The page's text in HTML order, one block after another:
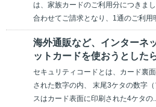
は、家族カードのご利用分につきま
合わせてご請求となり、1通のご利用
海外通販など、インターネ
ットカードを使おうとした
セキュリティコードとは、カード裏
された数字の内、 末尾3ケタの数字
スはカード表面に印刷された4ケタの